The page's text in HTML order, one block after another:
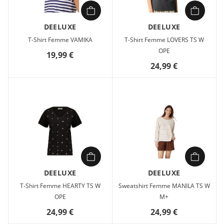
DEELUXE
T-Shirt Femme VAMIKA
19,99 €
DEELUXE
T-Shirt Femme LOVERS TS W
OPE
24,99 €
DEELUXE
T-Shirt Femme HEARTY TS W
OPE
24,99 €
DEELUXE
Sweatshirt Femme MANILA TS W
M+
24,99 €